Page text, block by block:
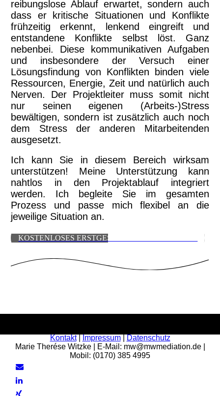
reibungslose Ablauf erwartet, sondern auch
dass er kritische Situationen und Konflikte
frühzeitig erkennt, lenkend eingreift und
entstandene Konflikte selbst löst. Ganz
nebenbei. Diese kommunikativen Aufgaben
und insbesondere der Versuch einer
Lösungsfindung von Konflikten binden viele
Ressourcen, Energie, Zeit und natürlich auch
Nerven. Der Projektleiter muss somit nicht
nur seinen eigenen (Arbeits-)Stress
bewältigen, sondern ist zusätzlich auch noch
dem Stress der anderen Mitarbeitenden
ausgesetzt.
Ich kann Sie in diesem Bereich wirksam
unterstützen! Meine Unterstützung kann
nahtlos in den Projektablauf integriert
werden. Ich begleite Sie im gesamten
Prozess und passe mich flexibel an die
jeweilige Situation an.
KOSTENLOSES ERSTGESPRÄCH VEREINBAREN
Kontakt| Impressum|
Datenschutz
Marie Therése Witzke | E-Mail: mw@mwmediation.de |
Mobil: (0170) 385 4995